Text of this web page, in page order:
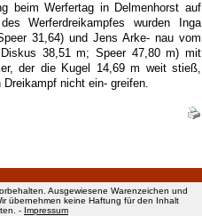
beim Werfertag in Delmenhorst auf
Werferdreikampfes wurden Inga
31,64) und Jens Arke- nau vom
38,51 m; Speer 47,80 m) mit
der die Kugel 14,69 m weit stieß,
nicht ein- greifen.
Ausgewiesene Warenzeichen und
übernehmen keine Haftung für den Inhalt
- Impressum